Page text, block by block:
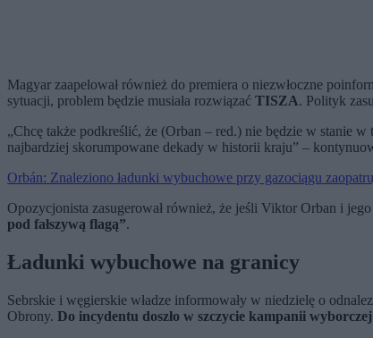
Magyar zaapelował również do premiera o niezwłoczne
sytuacji, problem będzie musiała rozwiązać TISZA. Polityk
„Chcę także podkreślić, że (Orban – red.) nie będzie w stanie w
najbardziej skorumpowane dekady w historii kraju” –
Orbán: Znaleziono ładunki wybuchowe przy gazociągu
Opozycjonista zasugerował również, że jeśli Viktor Orban i
pod fałszywą flagą”.
Ładunki wybuchowe na granicy
Sebrskie i węgierskie władze informowały w niedzielę o
Obrony. Do incydentu doszło w szczycie kampanii